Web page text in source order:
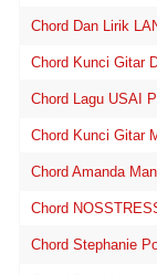
Chord Dan Lirik
Chord Kunci Gitar
Chord Lagu USAI
Chord Kunci Gitar
Chord Amanda
Chord
Chord Stephanie